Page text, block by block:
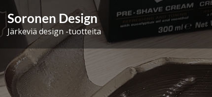
content
Soronen Design
Järkeviä design -tuotteita